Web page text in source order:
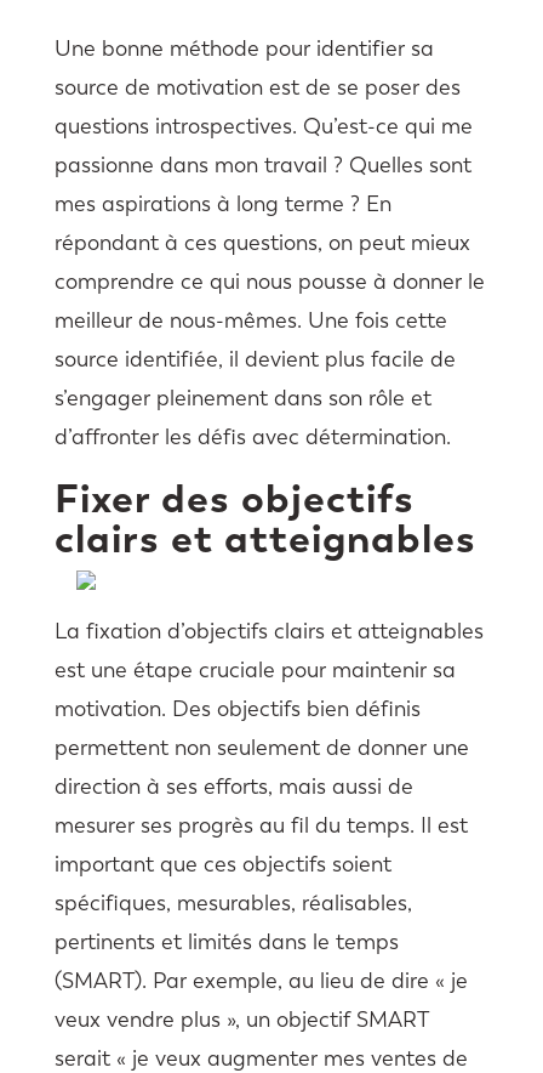
Une bonne méthode pour identifier sa
source de motivation est de se poser des
questions introspectives. Qu’est-ce qui me
passionne dans mon travail ? Quelles sont
mes aspirations à long terme ? En
répondant à ces questions, on peut mieux
comprendre ce qui nous pousse à donner le
meilleur de nous-mêmes. Une fois cette
source identifiée, il devient plus facile de
s’engager pleinement dans son rôle et
d’affronter les défis avec détermination.
Fixer des objectifs
clairs et atteignables
La fixation d’objectifs clairs et atteignables
est une étape cruciale pour maintenir sa
motivation. Des objectifs bien définis
permettent non seulement de donner une
direction à ses efforts, mais aussi de
mesurer ses progrès au fil du temps. Il est
important que ces objectifs soient
spécifiques, mesurables, réalisables,
pertinents et limités dans le temps
(SMART). Par exemple, au lieu de dire « je
veux vendre plus », un objectif SMART
serait « je veux augmenter mes ventes de